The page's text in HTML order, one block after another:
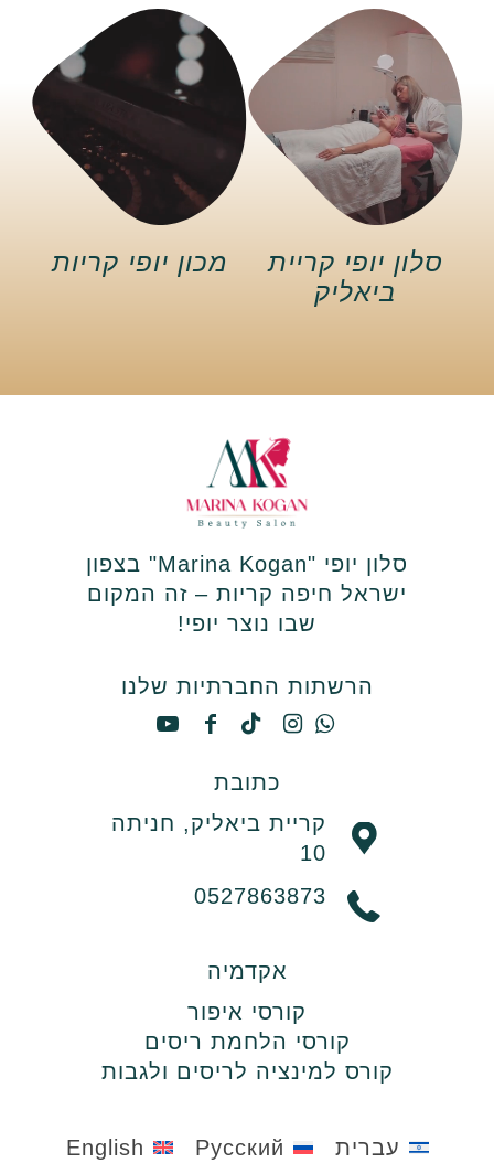
סלון יופי קריית
ביאליק
מכון יופי קריות
סלון יופי "Marina Kogan" בצפון
ישראל חיפה קריות – זה המקום
שבו נוצר יופי!
הרשתות החברתיות שלנו
כתובת
קריית ביאליק, חניתה
10
0527863873
אקדמיה
קורסי איפור
קורסי הלחמת ריסים
קורס למינציה לריסים ולגבות
עברית Русский
English